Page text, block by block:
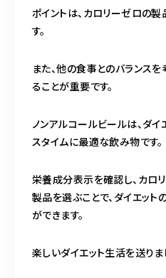
ポイントは、カロリーゼロの
す。
また、他の食事とのバランス
ることが重要です。
ノンアルコールビールは、ダ
スタイムに最適な飲み物です。
栄養成分表示を確認し、カロ
製品を選ぶことで、ダイエッ
ができます。
楽しいダイエット生活を送りま